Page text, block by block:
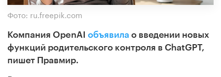
Фото: ru.freepik.com
Компания OpenAI объявила о введении новых
функций родительского контроля в ChatGPT,
пишет Правмир.